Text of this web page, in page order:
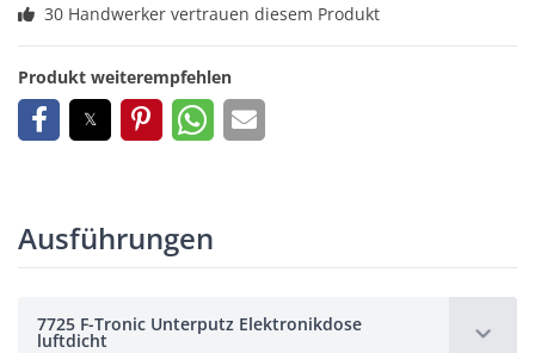
30 Handwerker vertrauen diesem Produkt
Produkt weiterempfehlen
Ausführungen
7725 F-Tronic Unterputz Elektronikdose
luftdicht